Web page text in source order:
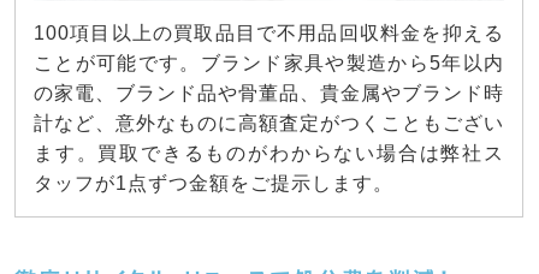
100項目以上の買取品目で不用品回収料金を抑える
ことが可能です。ブランド家具や製造から5年以内
の家電、ブランド品や骨董品、貴金属やブランド時
計など、意外なものに高額査定がつくこともござい
ます。買取できるものがわからない場合は弊社ス
タッフが1点ずつ金額をご提示します。